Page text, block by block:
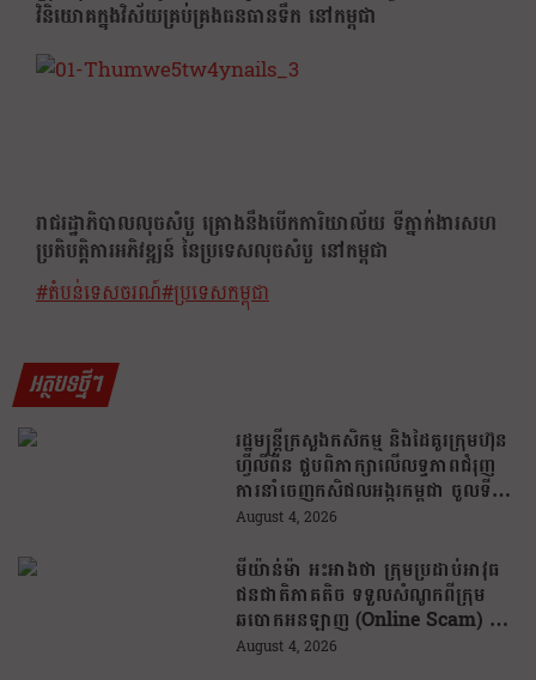
វិនិយោគក្នុងវិស័យគ្រប់គ្រងធនធានទឹក នៅកម្ពុជា
រាជរដ្ឋាភិបាលលុចសំបួ គ្រោងនឹងបើកការិយាល័យ ទីភ្នាក់ងារសហ
ប្រតិបត្តិការអភិវឌ្ឍន៍ នៃប្រទេសលុចសំបួ នៅកម្ពុជា
#តំបន់ទេសចរណ៍#ប្រទេសកម្ពុជា
អត្ថបទថ្មីៗ
រដ្ឋមន្រ្តីក្រសួងកសិកម្ម និងដៃគូរក្រុមហ៊ុន
ហ្វីលីពីន ជួបពិភាក្សាលើលទ្ធភាពជំរុញ
ការនាំចេញកសិផលអង្ករកម្ពុជា ចូលទី
ផ្សារហ្វីលីពីន
August 4, 2026
មីយ៉ាន់ម៉ា អះអាងថា ក្រុមប្រដាប់អាវុធ
ជនជាតិភាគតិច ទទួលសំណូកពីក្រុម
ឆបោកអនឡាញ (Online Scam) ជា
ថ្នូរនឹងការជួយរត់ចូលប្រទេសថៃ!
August 4, 2026